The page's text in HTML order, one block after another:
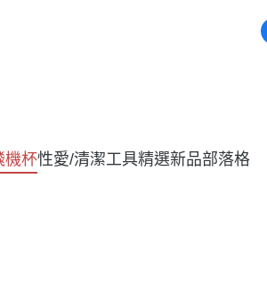
機杯性愛/清潔工具精選新品部落格